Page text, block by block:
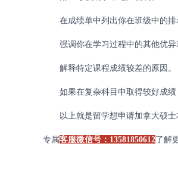
在成绩单中列出你在班级中的排
强调你在学习过程中的其他优异
解释特定课程成绩较差的原因。
如果在复杂科目中取得较好成绩
以上就是留学想申请加拿大硕士
专属客服微信号：13581850612了解